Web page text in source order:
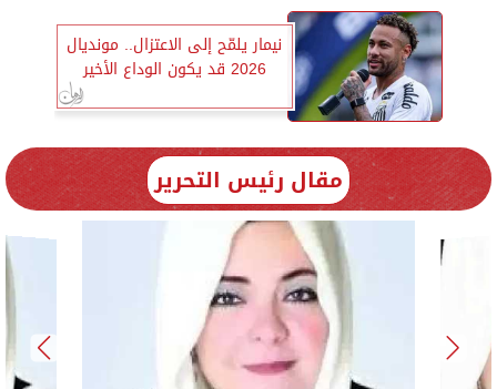
نيمار يلمّح إلى الاعتزال.. مونديال
2026 قد يكون الوداع الأخير
مقال رئيس التحرير